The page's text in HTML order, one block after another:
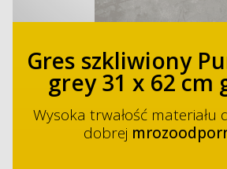
Gres szkliwiony
grey 31 x 62 cm
Wysoka trwałość materiału
dobrej